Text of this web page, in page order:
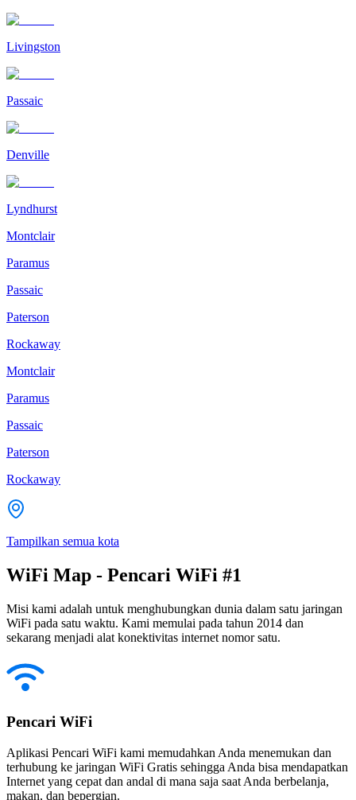
Livingston
Passaic
Denville
Lyndhurst
Montclair
Paramus
Passaic
Paterson
Rockaway
Montclair
Paramus
Passaic
Paterson
Rockaway
Tampilkan semua kota
WiFi Map - Pencari WiFi #1
Misi kami adalah untuk menghubungkan dunia dalam satu jaringan
WiFi pada satu waktu. Kami memulai pada tahun 2014 dan
sekarang menjadi alat konektivitas internet nomor satu.
Pencari WiFi
Aplikasi Pencari WiFi kami memudahkan Anda menemukan dan
terhubung ke jaringan WiFi Gratis sehingga Anda bisa mendapatkan
Internet yang cepat dan andal di mana saja saat Anda berbelanja,
makan, dan bepergian.